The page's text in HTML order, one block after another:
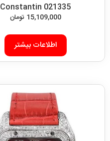
Constantin 021335
15,109,000 تومان
اطلاعات بیشتر